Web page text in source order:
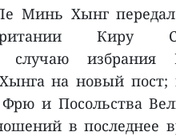
Минь Хынг передал
Киру
случаю избрания
на новый пост;
и Посольства
в последнее